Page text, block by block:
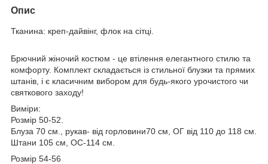
Опис
Тканина: креп-дайвінг, флок на сітці.
Брючний жіночий костюм - це втілення елегантного стилю та
комфорту. Комплект складається із стильної блузки та прямих
штанів, і є класичним вибором для будь-якого урочистого чи
святкового заходу!
Виміри:
Розмір 50-52.
Блуза 70 см., рукав- від горловини70 см, ОГ від 110 до 118 см.
Штани 105 см, ОС-114 см.
Розмір 54-56